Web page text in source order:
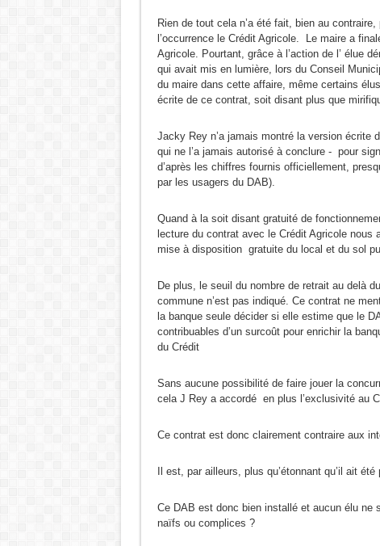
Rien de tout cela n’a été fait, bien au
l’occurrence le Crédit Agricole. Le maire a
Agricole. Pourtant, grâce à l’action de l’ élue
qui avait mis en lumière, lors du Conseil
du maire dans cette affaire, même certains
écrite de ce contrat, soit disant plus que
Jacky Rey n’a jamais montré la version écrite
qui ne l’a jamais autorisé à conclure - pour
d’après les chiffres fournis officiellement,
par les usagers du DAB).
Quand à la soit disant gratuité de
lecture du contrat avec le Crédit Agricole nous
mise à disposition gratuite du local et du sol
De plus, le seuil du nombre de retrait au delà
commune n’est pas indiqué. Ce contrat ne
la banque seule décider si elle estime que le
contribuables d’un surcoût pour enrichir la
du Crédit
Sans aucune possibilité de faire jouer la
cela J Rey a accordé en plus l’exclusivité au
Ce contrat est donc clairement contraire aux
Il est, par ailleurs, plus qu’étonnant qu’il ait
Ce DAB est donc bien installé et aucun élu ne
naïfs ou complices ?